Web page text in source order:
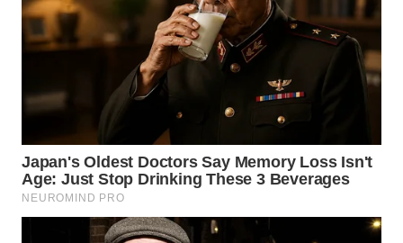
WN
TAPANULI
TENGAH
WN DELI
WN
TEBING
TINGGI